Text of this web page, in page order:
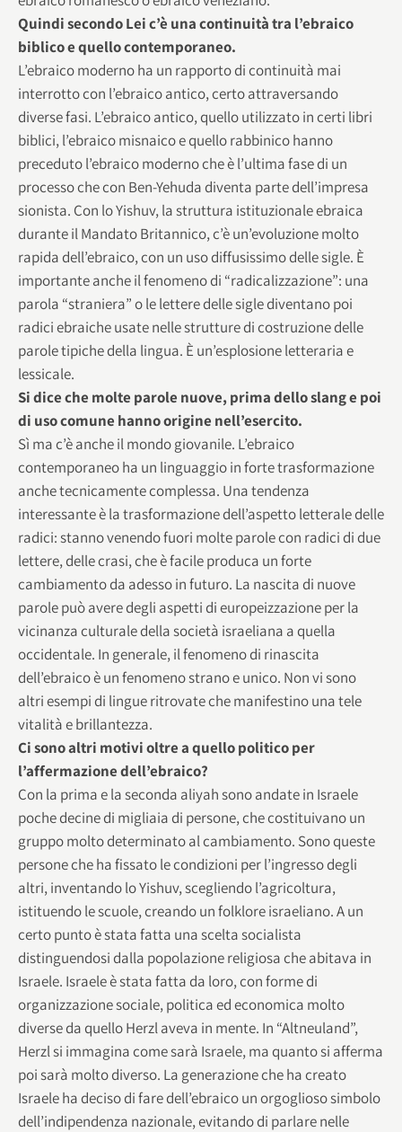
Quindi secondo Lei c’è una continuità tra l’ebraico
biblico e quello contemporaneo.
L’ebraico moderno ha un rapporto di continuità mai
interrotto con l’ebraico antico, certo attraversando
diverse fasi. L’ebraico antico, quello utilizzato in certi libri
biblici, l’ebraico misnaico e quello rabbinico hanno
preceduto l’ebraico moderno che è l’ultima fase di un
processo che con Ben-Yehuda diventa parte dell’impresa
sionista. Con lo Yishuv, la struttura istituzionale ebraica
durante il Mandato Britannico, c’è un’evoluzione molto
rapida dell’ebraico, con un uso diffusissimo delle sigle. È
importante anche il fenomeno di “radicalizzazione”: una
parola “straniera” o le lettere delle sigle diventano poi
radici ebraiche usate nelle strutture di costruzione delle
parole tipiche della lingua. È un’esplosione letteraria e
lessicale.
Si dice che molte parole nuove, prima dello slang e poi
di uso comune hanno origine nell’esercito.
Sì ma c’è anche il mondo giovanile. L’ebraico
contemporaneo ha un linguaggio in forte trasformazione
anche tecnicamente complessa. Una tendenza
interessante è la trasformazione dell’aspetto letterale delle
radici: stanno venendo fuori molte parole con radici di due
lettere, delle crasi, che è facile produca un forte
cambiamento da adesso in futuro. La nascita di nuove
parole può avere degli aspetti di europeizzazione per la
vicinanza culturale della società israeliana a quella
occidentale. In generale, il fenomeno di rinascita
dell’ebraico è un fenomeno strano e unico. Non vi sono
altri esempi di lingue ritrovate che manifestino una tele
vitalità e brillantezza.
Ci sono altri motivi oltre a quello politico per
l’affermazione dell’ebraico?
Con la prima e la seconda aliyah sono andate in Israele
poche decine di migliaia di persone, che costituivano un
gruppo molto determinato al cambiamento. Sono queste
persone che ha fissato le condizioni per l’ingresso degli
altri, inventando lo Yishuv, scegliendo l’agricoltura,
istituendo le scuole, creando un folklore israeliano. A un
certo punto è stata fatta una scelta socialista
distinguendosi dalla popolazione religiosa che abitava in
Israele. Israele è stata fatta da loro, con forme di
organizzazione sociale, politica ed economica molto
diverse da quello Herzl aveva in mente. In “Altneuland”,
Herzl si immagina come sarà Israele, ma quanto si afferma
poi sarà molto diverso. La generazione che ha creato
Israele ha deciso di fare dell’ebraico un orgoglioso simbolo
dell’indipendenza nazionale, evitando di parlare nelle